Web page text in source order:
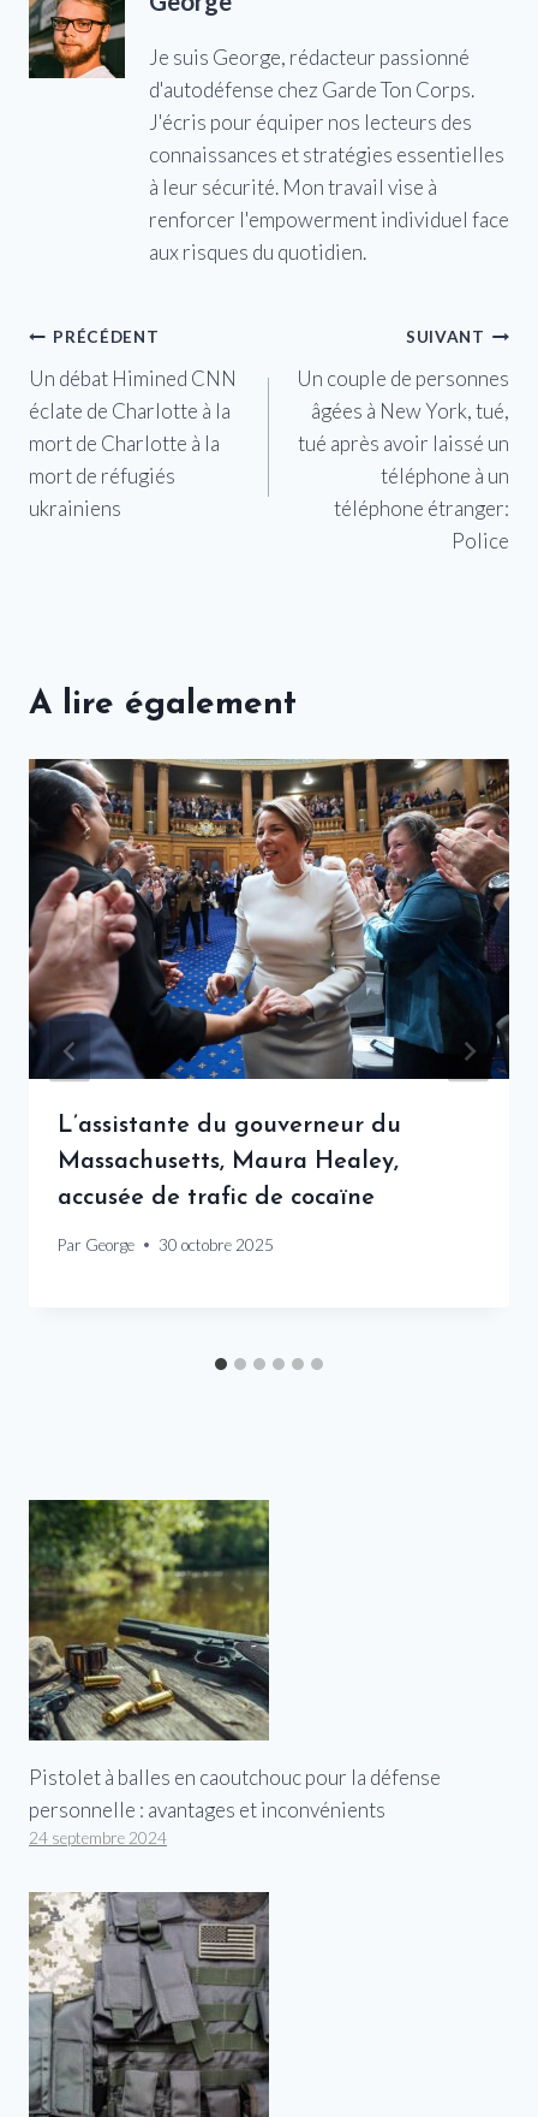
Je suis George, rédacteur passionné
d'autodéfense chez Garde Ton Corps.
J'écris pour équiper nos lecteurs des
connaissances et stratégies essentielles
à leur sécurité. Mon travail vise à
renforcer l'empowerment individuel face
aux risques du quotidien.
Navigation
de
l’article
PRÉCÉDENT
Un débat Himined CNN
éclate de Charlotte à la
mort de Charlotte à la
mort de réfugiés
ukrainiens
SUIVANT
Un couple de personnes
âgées à New York, tué,
tué après avoir laissé un
téléphone à un
téléphone étranger:
Police
A lire également
L’assistante du gouverneur du
Massachusetts, Maura Healey,
accusée de trafic de cocaïne
Par George 30 octobre 2025
Pistolet à balles en caoutchouc pour la défense
personnelle : avantages et inconvénients
24 septembre 2024